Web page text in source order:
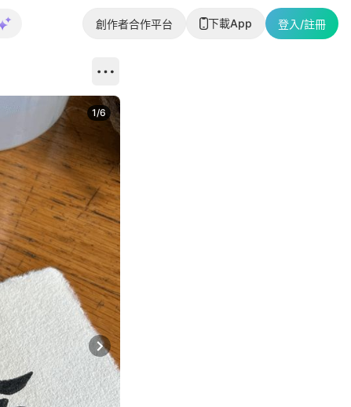
創作者合作平台 下載App 登入/註冊
Next slide
1/6